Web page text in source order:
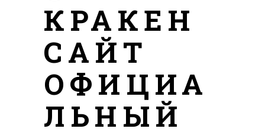
КРАКЕН
САЙТ
ОФИЦИА
ЛЬНЫЙ